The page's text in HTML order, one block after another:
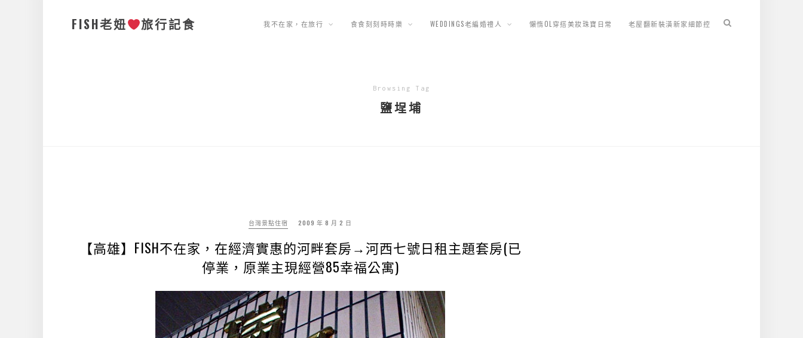
FISH老妞 旅行記食 我不在家，在旅行 食食刻刻時時樂 WEDDINGS老編婚禮人 懶惰OL穿搭美妝珠寶日常 老屋翻新裝潢新家細節控
Browsing Tag
鹽埕埔
台灣景點住宿 2009 年 8 月 2 日
【高雄】FISH不在家，在經濟實惠的河畔套房→河西七號日租主題套房(已
停業，原業主現經營85幸福公寓)